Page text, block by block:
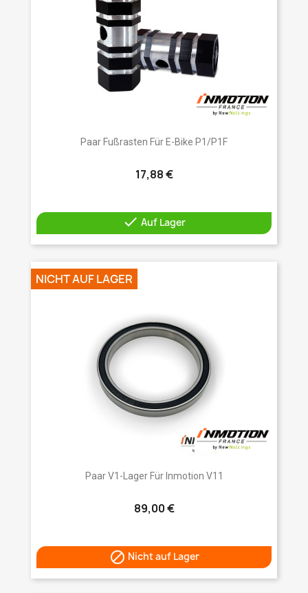
Paar Fußrasten Für E-Bike P1/P1F
17,88 €
 Auf Lager
Paar V1-Lager Für Inmotion V11
89,00 €
 Nicht auf Lager
NICHT AUF LAGER